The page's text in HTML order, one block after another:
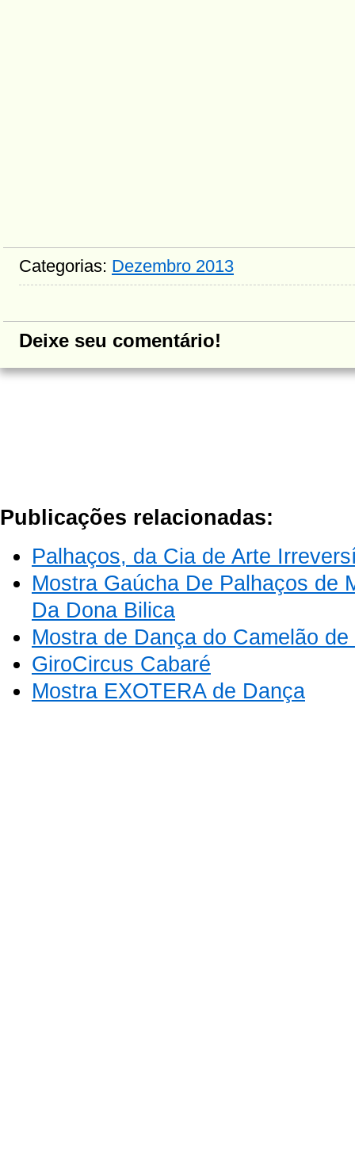
Categorias: Dezembro 2013
Deixe seu comentário!
Publicações relacionadas:
Palhaços, da Cia de Arte
Mostra Gaúcha De Palhaços de
Da Dona Bilica
Mostra de Dança do Camelão
GiroCircus Cabaré
Mostra EXOTERA de Dança